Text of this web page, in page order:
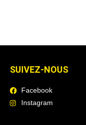
SUIVEZ-NOUS
Facebook
Instagram